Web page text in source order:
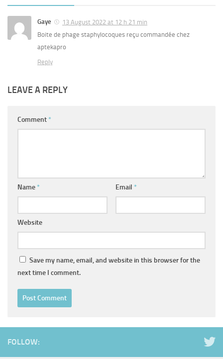
Gaye
13 August 2022 at 12 h 21 min
Boite de phage staphylocoques reçu commandée chez
aptekapro
Reply
LEAVE A REPLY
Comment *
Name * Email *
Website
Save my name, email, and website in this browser for the
next time I comment.
FOLLOW: